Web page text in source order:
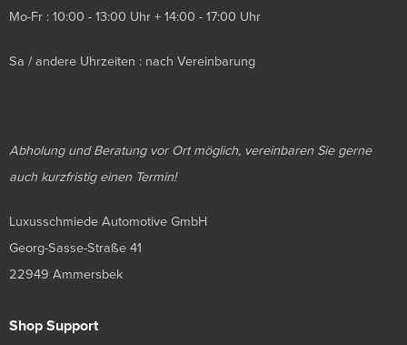
Mo-Fr : 10:00 - 13:00 Uhr + 14:00 - 17:00 Uhr
Sa / andere Uhrzeiten : nach Vereinbarung
Abholung und Beratung vor Ort möglich, vereinbaren Sie gerne
auch kurzfristig einen Termin!
Luxusschmiede Automotive GmbH
Georg-Sasse-Straße 41
22949 Ammersbek
Shop Support